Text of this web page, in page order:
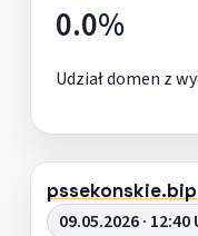
0.0%
Udział domen z
09.05.2026 · 12:40